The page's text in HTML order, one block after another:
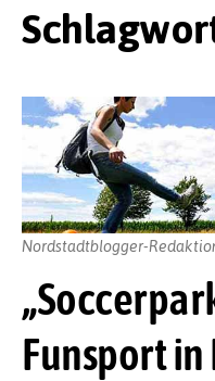
Funsport
Nordstadtblogger-